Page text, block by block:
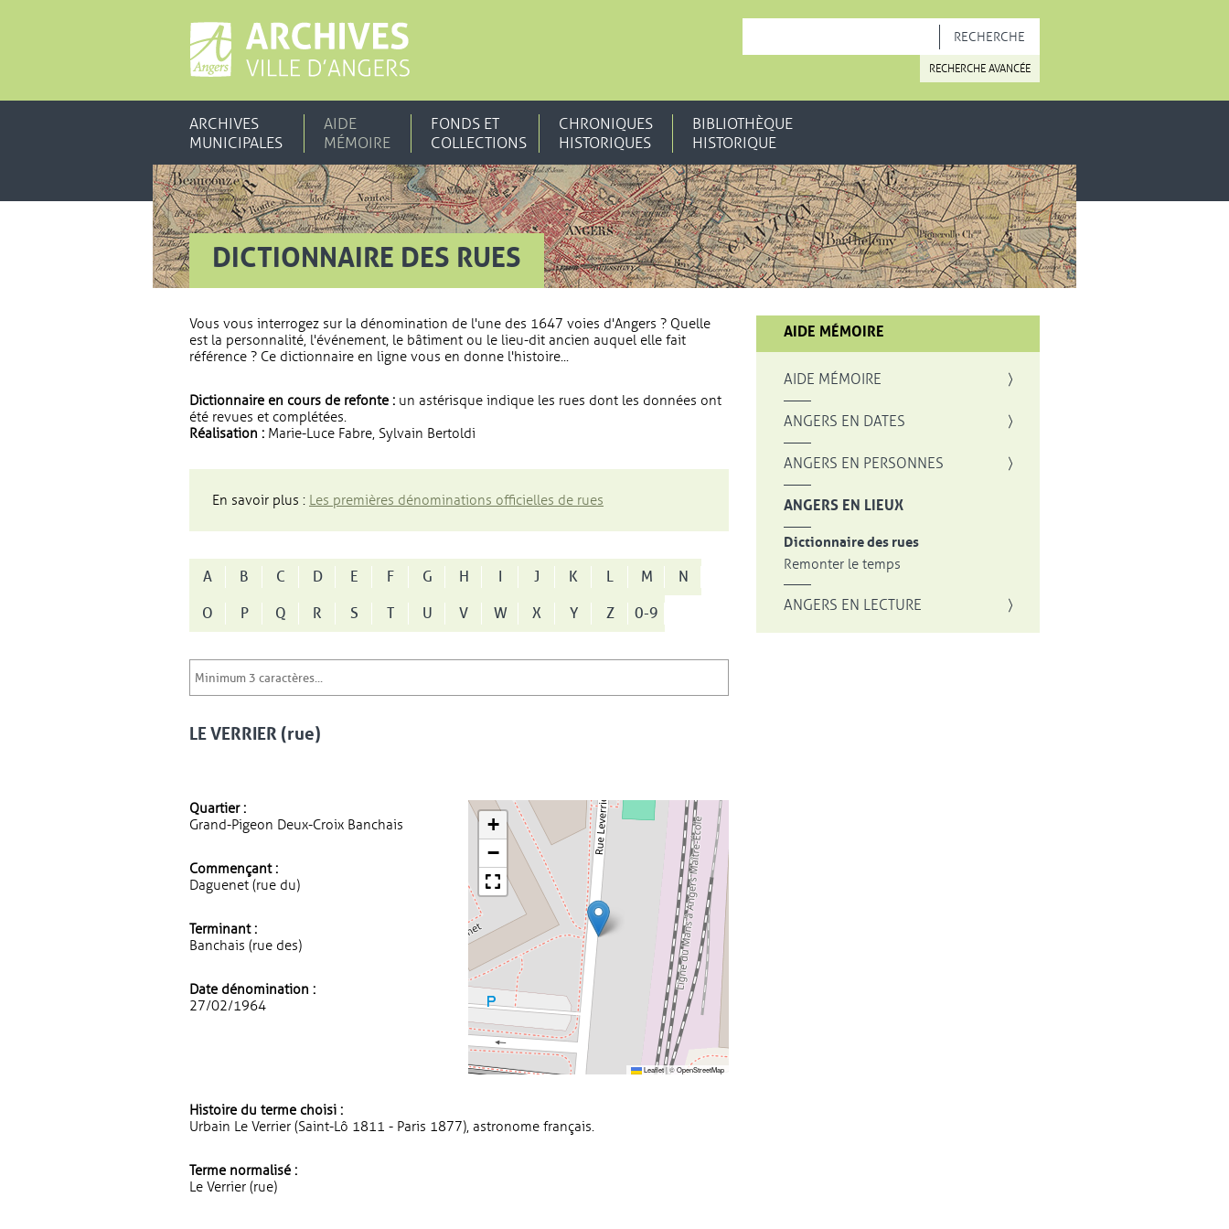
RECHERCHE AVANCÉE
ARCHIVES
MUNICIPALES
AIDE
MÉMOIRE
FONDS ET
COLLECTIONS
CHRONIQUES
HISTORIQUES
BIBLIOTHÈQUE
HISTORIQUE
DICTIONNAIRE DES RUES
Vous vous interrogez sur la dénomination de l'une des 1647 voies d'Angers ? Quelle
est la personnalité, l'événement, le bâtiment ou le lieu-dit ancien auquel elle fait
référence ? Ce dictionnaire en ligne vous en donne l'histoire...
Dictionnaire en cours de refonte : un astérisque indique les rues dont les données ont
été revues et complétées.
Réalisation : Marie-Luce Fabre, Sylvain Bertoldi
En savoir plus : Les premières dénominations officielles de rues
A B C D E F G H I J K L M
N
O
P Q R S T U V W X Y Z 0-9
LE VERRIER (rue)
Quartier :
Grand-Pigeon Deux-Croix Banchais
Commençant :
Daguenet (rue du)
Terminant :
Banchais (rue des)
Date dénomination :
27/02/1964
+
−
Leaflet|©OpenStreetMap
Histoire du terme choisi :
Urbain Le Verrier (Saint-Lô 1811 - Paris 1877), astronome français.
Terme normalisé :
Le Verrier (rue)
AIDE MÉMOIRE
AIDE MÉMOIRE
ANGERS EN DATES
ANGERS EN PERSONNES
ANGERS EN LIEUX
Dictionnaire des rues
Remonter le temps
ANGERS EN LECTURE